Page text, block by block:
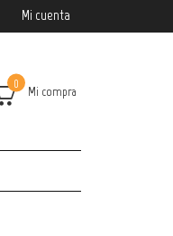
Mi cuenta
Mi compra
0